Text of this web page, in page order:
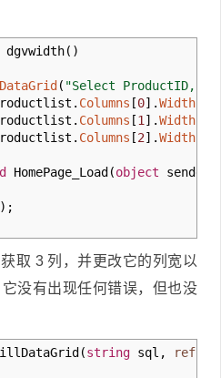
dgvwidth( )
( "Select
. Columns [0] .Width
. Columns [1 ] .Width
. Columns [2] .Width
HomePage_Load (object sender,
) ;
取 3 列，并更改它的列宽以
没有出现任何错误，但也没
(string sql, ref